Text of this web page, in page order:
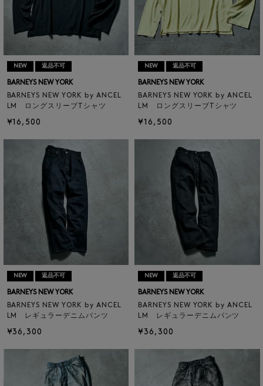
NEW 返品不可
BARNEYS NEW YORK
BARNEYS NEW YORK by ANCEL
LM ロングスリーブTシャツ
¥16,500
NEW 返品不可
BARNEYS NEW YORK
BARNEYS NEW YORK by ANCEL
LM ロングスリーブTシャツ
¥16,500
NEW 返品不可
BARNEYS NEW YORK
BARNEYS NEW YORK by ANCEL
LM レギュラーデニムパンツ
¥36,300
NEW 返品不可
BARNEYS NEW YORK
BARNEYS NEW YORK by ANCEL
LM レギュラーデニムパンツ
¥36,300